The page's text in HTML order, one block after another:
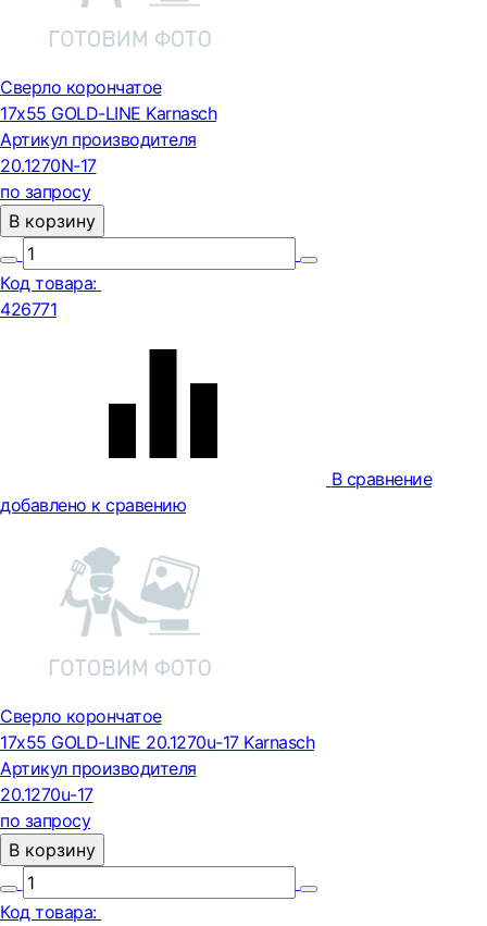
Сверло корончатое
17х55 GOLD-LINE Karnasch
Артикул производителя
20.1270N-17
по запросу
В корзину
Код товара:
426771
В сравнение
добавлено к сравению
Сверло корончатое
17х55 GOLD-LINE 20.1270u-17 Karnasch
Артикул производителя
20.1270u-17
по запросу
В корзину
Код товара: